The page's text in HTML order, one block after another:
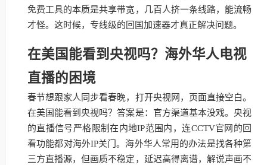
免费工具的本质是共享带宽，几百人挤一条线路，能流畅
才怪。这时候，专线级的回国加速器才真正解决问题。
在美国能看到央视吗？海外华人电视
直播的困境
春节想跟家人同步看春晚，打开央视网，页面直接空白。
在美国能看到央视吗？答案是：官方渠道基本没戏。央视
的直播信号严格限制在内地IP范围内，连CCTV官网的回
看功能都对海外IP关门。海外华人常用的办法是找各种第
三方直播源，但画质不稳定，延迟高得离谱，解说声画不